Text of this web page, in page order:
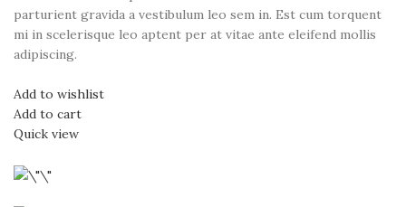
parturient gravida a vestibulum leo sem in. Est cum torquent
mi in scelerisque leo aptent per at vitae ante eleifend mollis
adipiscing.
Add to wishlist
Add to cart
Quick view